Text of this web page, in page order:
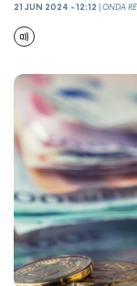
21 JUN 2024 - 12:12 ONDA